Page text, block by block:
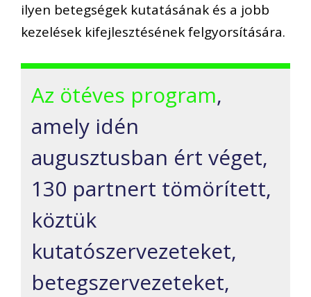
ilyen betegségek kutatásának és a jobb
kezelések kifejlesztésének felgyorsítására.
Az ötéves program,
amely idén
augusztusban ért véget,
130 partnert tömörített,
köztük
kutatószervezeteket,
betegszervezeteket,